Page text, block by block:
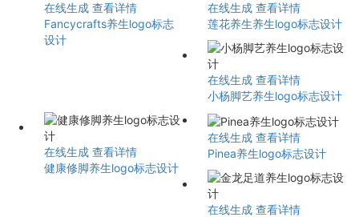
在线生成 查看详情
Fancycrafts养生logo标志
设计
在线生成 查看详情
莲花养生养生logo标志设计
在线生成 查看详情
小杨脚艺养生logo标志设计
在线生成 查看详情
健康修脚养生logo标志设计
在线生成 查看详情
Pinea养生logo标志设计
在线生成 查看详情